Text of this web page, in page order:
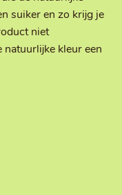
suiker en zo krijg je
niet
natuurlijke kleur een